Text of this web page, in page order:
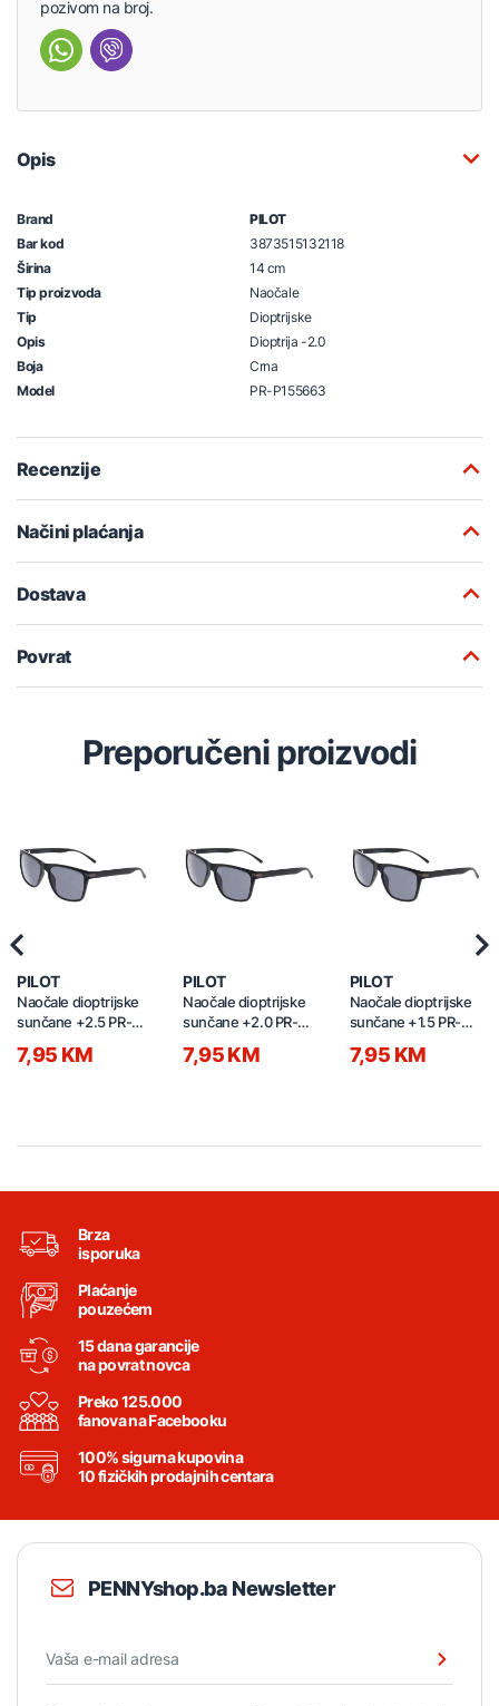
pozivom na broj.
Opis
Brand
PILOT
Bar kod
3873515132118
Širina
14 cm
Tip proizvoda
Naočale
Tip
Dioptrijske
Opis
Dioptrija -2.0
Boja
Crna
Model
PR-P155663
Recenzije
Načini plaćanja
Dostava
Povrat
Preporučeni proizvodi
PILOT
Naočale dioptrijske
sunčane +2.5 PR-
7,95 KM
PILOT
Naočale dioptrijske
sunčane +2.0 PR-
7,95 KM
PILOT
Naočale dioptrijske
sunčane +1.5 PR-
7,95 KM
Brza
isporuka
Plaćanje
pouzećem
15 dana garancije
na povrat novca
Preko 125.000
fanova na Facebooku
100% sigurna kupovina
10 fizičkih prodajnih centara
PENNYshop.ba Newsletter